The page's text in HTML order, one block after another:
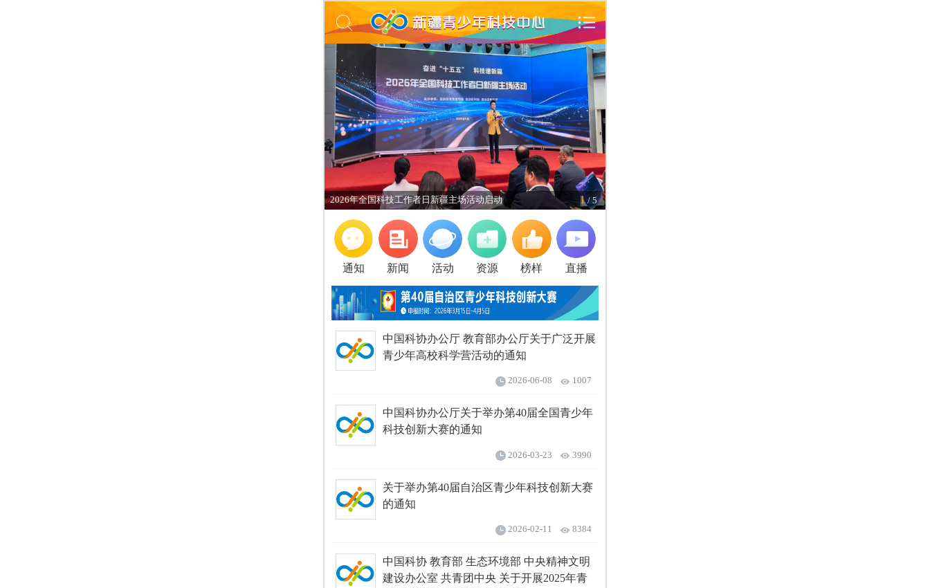
2026年全国科技工作者日新疆主场活动启动 1/ 5
通知 新闻 活动 资源 榜样 直播
中国科协办公厅 教育部办公厅关于广泛开展
青少年高校科学营活动的通知
2026-06-08 1007
中国科协办公厅关于举办第40届全国青少年
科技创新大赛的通知
2026-03-23 3990
关于举办第40届自治区青少年科技创新大赛
的通知
2026-02-11 8384
中国科协 教育部 生态环境部 中央精神文明
建设办公室 共青团中央 关于开展2025年青